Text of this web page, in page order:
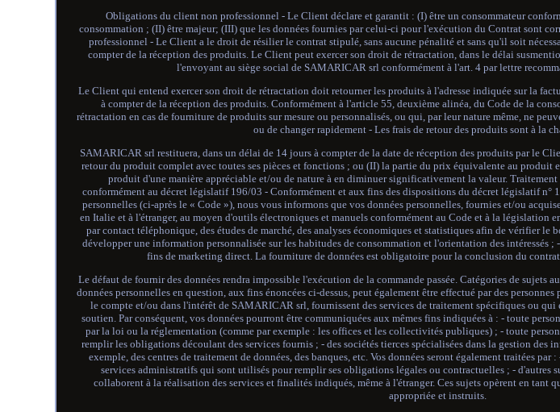
Obligations du client non professionnel - Le Client déclare et garantit : (I) être un consommateur
consommation ; (II) être majeur; (III) que les données fournies par celui-ci pour l'exécution du Contrat sont
professionnel - Le Client a le droit de résilier le contrat stipulé, sans aucune pénalité et sans qu'il soit
compter de la réception des produits. Le Client peut exercer son droit de rétractation, dans le délai
l'envoyant au siège social de SAMARICAR srl conformément à l'art. 4 par lettre
Le Client qui entend exercer son droit de rétractation doit retourner les produits à l'adresse indiquée sur la
à compter de la réception des produits. Conformément à l'article 55, deuxième alinéa, du Code de la
rétractation en cas de fourniture de produits sur mesure ou personnalisés, ou qui, par leur nature même, ne
ou de changer rapidement - Les frais de retour des produits sont à la
SAMARICAR srl restituera, dans un délai de 14 jours à compter de la date de réception des produits par le
retour du produit complet avec toutes ses pièces et fonctions ; ou (II) la partie du prix équivalente au produit
produit d'une manière appréciable et/ou de nature à en diminuer significativement la valeur.
conformément au décret législatif 196/03 - Conformément et aux fins des dispositions du décret législatif n°
personnelles (ci-après le « Code »), nous vous informons que vos données personnelles, fournies et/ou
en Italie et à l'étranger, au moyen d'outils électroniques et manuels conformément au Code et à la législation
par contact téléphonique, des études de marché, des analyses économiques et statistiques afin de vérifier le
développer une information personnalisée sur les habitudes de consommation et l'orientation des intéressés ;
fins de marketing direct. La fourniture de données est obligatoire pour la conclusion du
Le défaut de fournir des données rendra impossible l'exécution de la commande passée. Catégories de sujets
données personnelles en question, aux fins énoncées ci-dessus, peut également être effectué par des
le compte et/ou dans l'intérêt de SAMARICAR srl, fournissent des services de traitement spécifiques ou
soutien. Par conséquent, vos données pourront être communiquées aux mêmes fins indiquées à : - toute
par la loi ou la réglementation (comme par exemple : les offices et les collectivités publiques) ; - toute
remplir les obligations découlant des services fournis ; - des sociétés tierces spécialisées dans la gestion des
exemple, des centres de traitement de données, des banques, etc. Vos données seront également traitées
services administratifs qui sont utilisés pour remplir ses obligations légales ou contractuelles ; - d'autres
collaborent à la réalisation des services et finalités indiqués, même à l'étranger. Ces sujets opèrent en tant
appropriée et instruits.